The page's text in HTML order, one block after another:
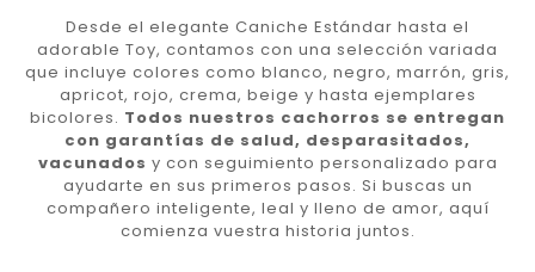
Desde el elegante Caniche Estándar hasta el
adorable Toy, contamos con una selección variada
que incluye colores como blanco, negro, marrón, gris,
apricot, rojo, crema, beige y hasta ejemplares
bicolores. Todos nuestros cachorros se entregan
con garantías de salud, desparasitados,
vacunados y con seguimiento personalizado para
ayudarte en sus primeros pasos. Si buscas un
compañero inteligente, leal y lleno de amor, aquí
comienza vuestra historia juntos.